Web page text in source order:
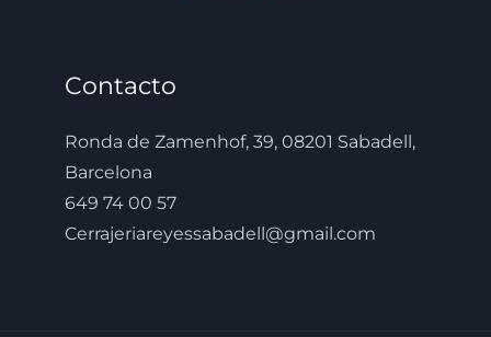
Contacto
Ronda de Zamenhof, 39, 08201 Sabadell,
Barcelona
649 74 00 57
Cerrajeriareyessabadell@gmail.com